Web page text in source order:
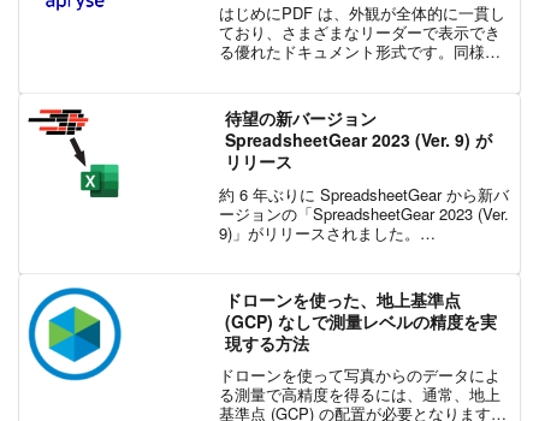
はじめにPDF は、外観が全体的に一貫し
ており、さまざまなリーダーで表示でき
る優れたドキュメント形式です。同様
React アプリのスキャフォール...
待望の新バージョン
SpreadsheetGear 2023 (Ver. 9) が
リリース
約 6 年ぶりに SpreadsheetGear から新バ
ージョンの「SpreadsheetGear 2023 (Ver.
9)」がリリースされました。
ドローンを使った、地上基準点
(GCP) なしで測量レベルの精度を実
現する方法
ドローンを使って写真からのデータによ
る測量で高精度を得るには、通常、地上
基準点 (GCP) の配置が必要となります。